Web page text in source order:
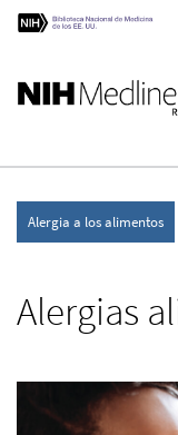
Alergia a los alimentos
Alergias